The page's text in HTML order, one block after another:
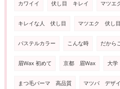
カワイイ 伏し目 キレイ マツエ
キレイな人 伏し目 マツエク 伏し目
パステルカラー こんな時 だから
眉Wax 初めて 京都 眉Wax 大
まつ毛パーマ 高品質 マツパ デザ